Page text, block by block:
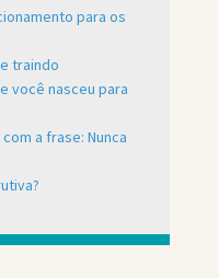
para os
traindo
você nasceu para
a frase: Nunca